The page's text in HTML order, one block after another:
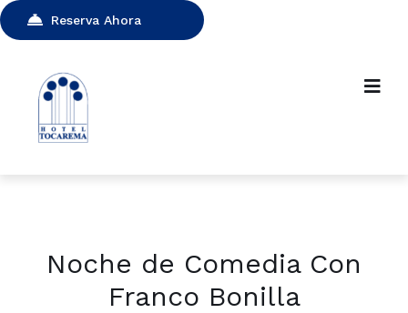
Reserva Ahora
Noche de Comedia Con
Franco Bonilla